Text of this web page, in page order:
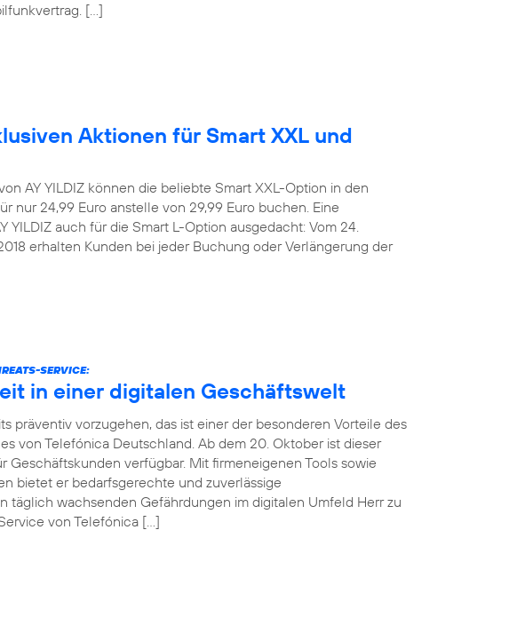
[…]
Aktionen für Smart XXL und
AY YILDIZ können die beliebte Smart XXL-Option in den
nur 24,99 Euro anstelle von 29,99 Euro buchen. Eine
YILDIZ auch für die Smart L-Option ausgedacht: Vom 24.
erhalten Kunden bei jeder Buchung oder Verlängerung der
SERVICE:
in einer digitalen Geschäftswelt
präventiv vorzugehen, das ist einer der besonderen Vorteile des
von Telefónica Deutschland. Ab dem 20. Oktober ist dieser
Geschäftskunden verfügbar. Mit firmeneigenen Tools sowie
bietet er bedarfsgerechte und zuverlässige
täglich wachsenden Gefährdungen im digitalen Umfeld Herr zu
von Telefónica […]